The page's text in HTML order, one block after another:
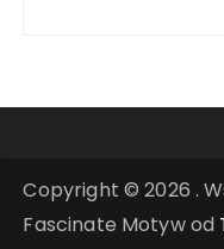
Copyright © 2026 .
Fascinate Motyw od